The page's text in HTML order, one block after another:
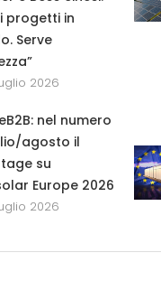
progetti in
Serve
2026
nel numero
agosto il
su
Europe 2026
2026